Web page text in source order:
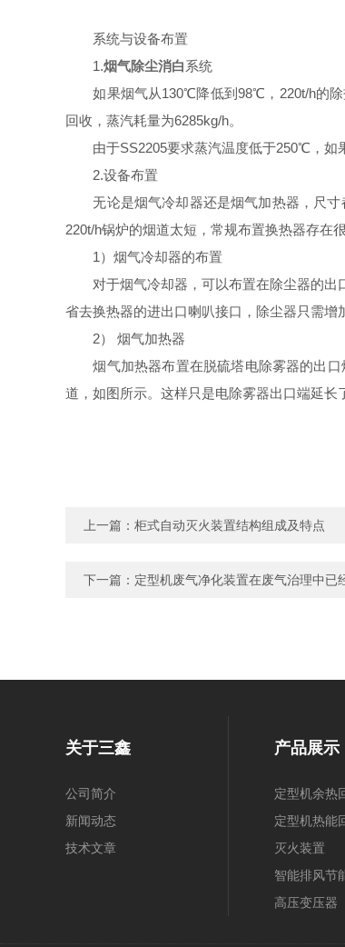
系统与设备布置
1.烟气除尘消白系统
如果烟气从130℃降低到98℃，220t/h的除
回收，蒸汽耗量为6285kg/h。
由于SS2205要求蒸汽温度低于250℃，如果
2.设备布置
无论是烟气冷却器还是烟气加热器，尺寸
220t/h锅炉的烟道太短，常规布置换热器存在很
1）烟气冷却器的布置
对于烟气冷却器，可以布置在除尘器的出口
省去换热器的进出口喇叭接口，除尘器只需增
2） 烟气加热器
烟气加热器布置在脱硫塔电除雾器的出口
道，如图所示。这样只是电除雾器出口端延长
上一篇： 柜式自动灭火装置结构组成及特点
下一篇： 定型机废气净化装置在废气治理中已
关于三鑫
公司简介
新闻动态
技术文章
产品展示
定型机余热
定型机热能
灭火装置
智能排风节
高压变压器